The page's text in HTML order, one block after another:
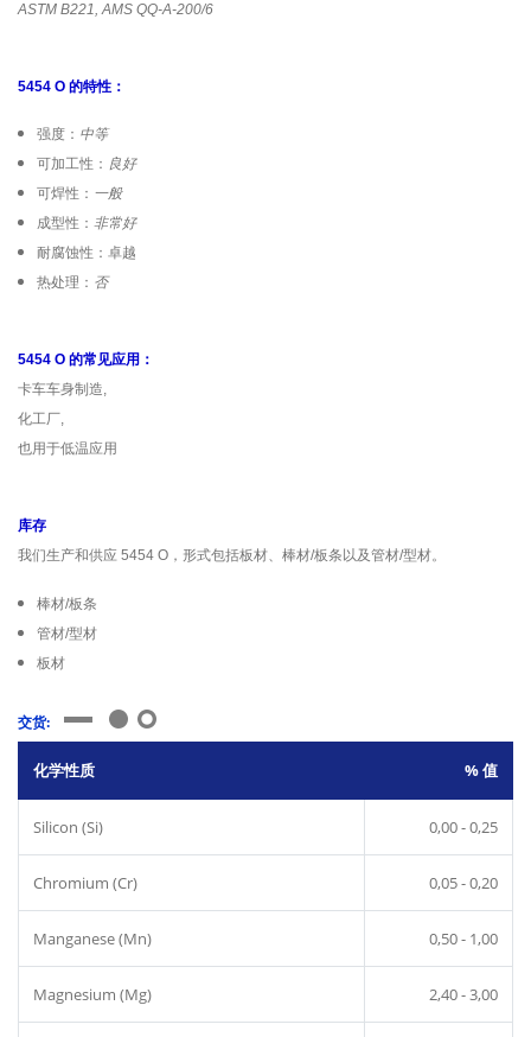
ASTM B221, AMS QQ-A-200/6
5454 O 的特性：
强度： 中等
可加工性： 良好
可焊性： 一般
成型性： 非常好
耐腐蚀性：卓越
热处理： 否
5454 O 的常见应用：
卡车车身制造,
化工厂,
也用于低温应用
库存
我们生产和供应 5454 O，形式包括板材、棒材/板条以及管材/型材。
棒材/板条
管材/型材
板材
交货:
化学性质 % 值
Silicon (Si) 0,00 - 0,25
Chromium (Cr) 0,05 - 0,20
Manganese (Mn) 0,50 - 1,00
Magnesium (Mg) 2,40 - 3,00